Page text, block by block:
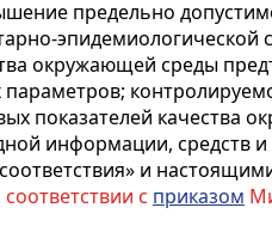
предельно
эпидемиологической
окружающей среды
показателей
информации, средств
и
с приказом